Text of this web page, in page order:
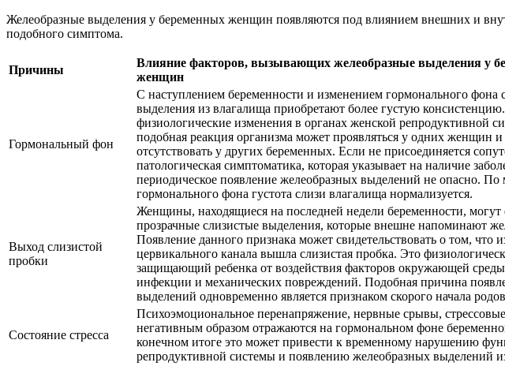
Желеобразные выделения у беременных женщин появляются под влиянием внешних и
подобного симптома.
Причины
Влияние факторов, вызывающих желеобразные выделения у
женщин
Гормональный фон
С наступлением беременности и изменением гормонального фона
выделения из влагалища приобретают более густую
физиологические изменения в органах женской репродуктивной
подобная реакция организма может проявляться у одних женщин
отсутствовать у других беременных. Если не присоединяется
патологическая симптоматика, которая указывает на наличие
периодическое появление желеобразных выделений не опасно. По
гормонального фона густота слизи влагалища нормализуется.
Выход слизистой
пробки
Женщины, находящиеся на последней недели беременности, могут
прозрачные слизистые выделения, которые внешне напоминают
Появление данного признака может свидетельствовать о том, что
цервикального канала вышла слизистая пробка. Это
защищающий ребенка от воздействия факторов окружающей
инфекции и механических повреждений. Подобная причина
выделений одновременно является признаком скорого начала
Состояние стресса
Психоэмоциональное перенапряжение, нервные срывы,
негативным образом отражаются на гормональном фоне
конечном итоге это может привести к временному нарушению
репродуктивной системы и появлению желеобразных выделений